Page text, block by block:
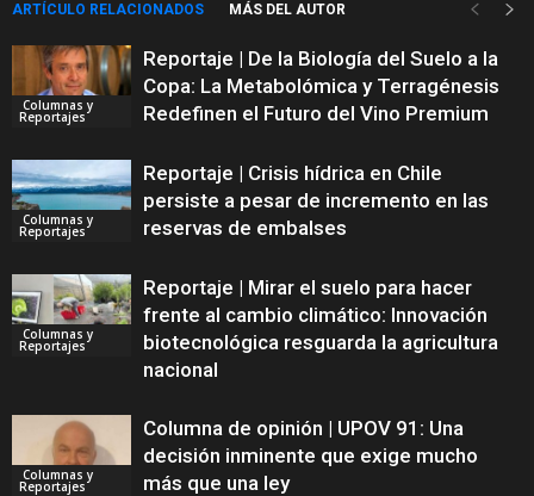
ARTÍCULO RELACIONADOS MÁS DEL AUTOR
Columnas y
Reportajes
Reportaje | De la Biología del Suelo a la
Copa: La Metabolómica y Terragénesis
Redefinen el Futuro del Vino Premium
Columnas y
Reportajes
Reportaje | Crisis hídrica en Chile
persiste a pesar de incremento en las
reservas de embalses
Columnas y
Reportajes
Reportaje | Mirar el suelo para hacer
frente al cambio climático: Innovación
biotecnológica resguarda la agricultura
nacional
Columnas y
Reportajes
Columna de opinión | UPOV 91: Una
decisión inminente que exige mucho
más que una ley